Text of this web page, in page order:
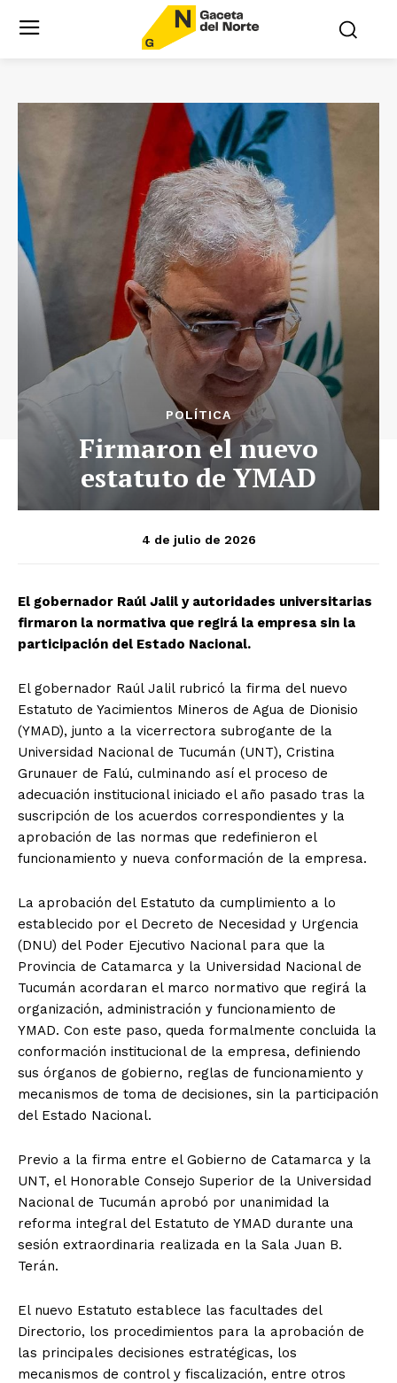
POLÍTICA
Firmaron el nuevo
estatuto de YMAD
4 de julio de 2026
El gobernador Raúl Jalil y autoridades universitarias
firmaron la normativa que regirá la empresa sin la
participación del Estado Nacional.
El gobernador Raúl Jalil rubricó la firma del nuevo
Estatuto de Yacimientos Mineros de Agua de Dionisio
(YMAD), junto a la vicerrectora subrogante de la
Universidad Nacional de Tucumán (UNT), Cristina
Grunauer de Falú, culminando así el proceso de
adecuación institucional iniciado el año pasado tras la
suscripción de los acuerdos correspondientes y la
aprobación de las normas que redefinieron el
funcionamiento y nueva conformación de la empresa.
La aprobación del Estatuto da cumplimiento a lo
establecido por el Decreto de Necesidad y Urgencia
(DNU) del Poder Ejecutivo Nacional para que la
Provincia de Catamarca y la Universidad Nacional de
Tucumán acordaran el marco normativo que regirá la
organización, administración y funcionamiento de
YMAD. Con este paso, queda formalmente concluida la
conformación institucional de la empresa, definiendo
sus órganos de gobierno, reglas de funcionamiento y
mecanismos de toma de decisiones, sin la participación
del Estado Nacional.
Previo a la firma entre el Gobierno de Catamarca y la
UNT, el Honorable Consejo Superior de la Universidad
Nacional de Tucumán aprobó por unanimidad la
reforma integral del Estatuto de YMAD durante una
sesión extraordinaria realizada en la Sala Juan B.
Terán.
El nuevo Estatuto establece las facultades del
Directorio, los procedimientos para la aprobación de
las principales decisiones estratégicas, los
mecanismos de control y fiscalización, entre otros